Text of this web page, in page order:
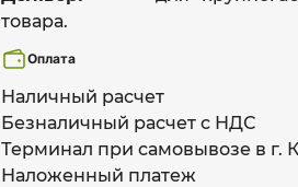
товара.
Оплата
Наличный расчет
Безналичный расчет с НДС
Терминал при самовывозе в г.
Наложенный платеж